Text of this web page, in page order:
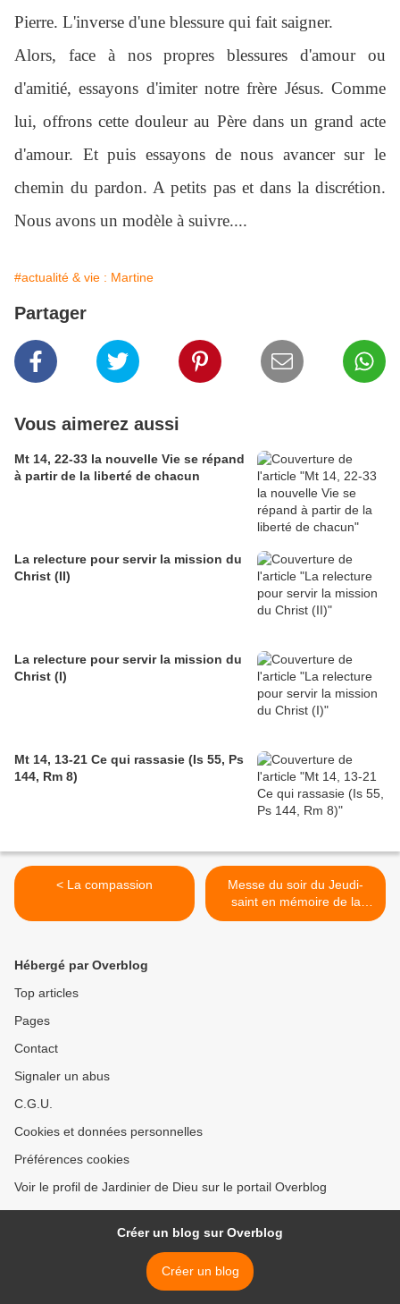
Pierre. L'inverse d'une blessure qui fait saigner.
Alors, face à nos propres blessures d'amour ou
d'amitié, essayons d'imiter notre frère Jésus. Comme
lui, offrons cette douleur au Père dans un grand acte
d'amour. Et puis essayons de nous avancer sur le
chemin du pardon. A petits pas et dans la discrétion.
Nous avons un modèle à suivre....
#actualité & vie : Martine
Partager
Vous aimerez aussi
Mt 14, 22-33 la nouvelle Vie se répand
à partir de la liberté de chacun
La relecture pour servir la mission du
Christ (II)
La relecture pour servir la mission du
Christ (I)
Mt 14, 13-21 Ce qui rassasie (Is 55, Ps
144, Rm 8)
< La compassion
Messe du soir du Jeudi-
saint en mémoire de la
Cène du Seigneur/Jean-
Hébergé par Overblog
Top articles
Pages
Contact
Signaler un abus
C.G.U.
Cookies et données personnelles
Préférences cookies
Voir le profil de Jardinier de Dieu sur le portail Overblog
Créer un blog sur Overblog
Créer un blog